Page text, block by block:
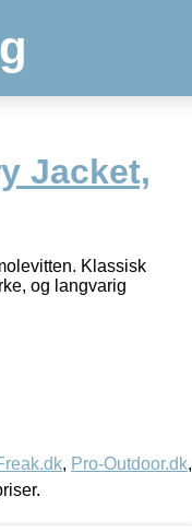
Jacket,
Klassisk
og langvarig
, Pro-Outdoor.dk,